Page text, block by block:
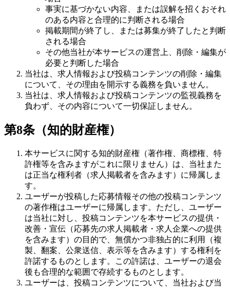
事実に基づかない内容、または誤解を招くおそれ
のある内容と合理的に判断される場合
掲載期間が終了し、または募集が終了したと判断
される場合
その他当社が本サービスの運営上、削除・編集が
必要と判断した場合
当社は、求人情報および投稿コンテンツの削除・編集
について、その理由を開示する義務を負いません。
当社は、求人情報および投稿コンテンツの監視義務を
負わず、その内容について一切保証しません。
第8条（知的財産権）
本サービスに関する知的財産権（著作権、商標権、特
許権等を含みますがこれに限りません）は、当社また
は正当な権利者（求人掲載者を含みます）に帰属しま
す。
ユーザーが投稿した応募情報その他の投稿コンテンツ
の著作権はユーザーに帰属します。ただし、ユーザー
は当社に対し、投稿コンテンツを本サービスの提供・
改善・宣伝（応募先の求人掲載者・求人企業への提供
を含みます）の目的で、無償かつ非独占的に利用（複
製、翻案、公衆送信、表示等を含みます）する権利を
許諾するものとします。この許諾は、ユーザーの退会
後も合理的な範囲で存続するものとします。
ユーザーは、投稿コンテンツについて、当社および当